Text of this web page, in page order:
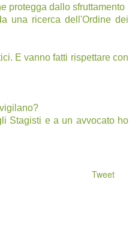
protegga dallo sfruttamento
una ricerca dell'Ordine dei
E vanno fatti rispettare con
Stagisti e a un avvocato ho
Tweet